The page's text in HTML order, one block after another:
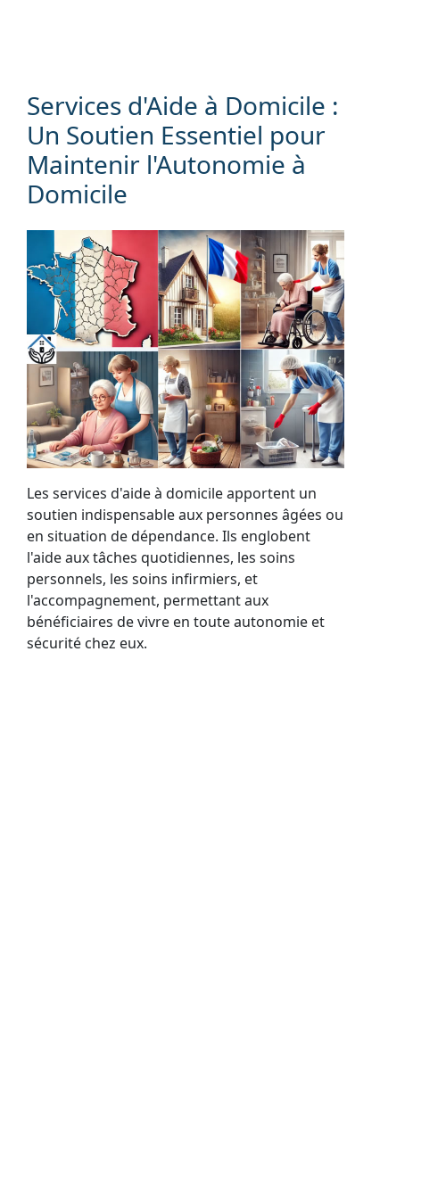
Services d'Aide à Domicile :
Un Soutien Essentiel pour
Maintenir l'Autonomie à
Domicile
Les services d'aide à domicile apportent un
soutien indispensable aux personnes âgées ou
en situation de dépendance. Ils englobent
l'aide aux tâches quotidiennes, les soins
personnels, les soins infirmiers, et
l'accompagnement, permettant aux
bénéficiaires de vivre en toute autonomie et
sécurité chez eux.